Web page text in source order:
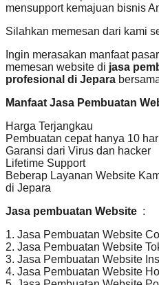
mensupport kemajuan bisnis
Silahkan memesan dari kami
Ingin merasakan manfaat
memesan website di jasa
profesional di Jepara
Manfaat Jasa Pembuatan
Harga Terjangkau
Pembuatan cepat hanya 10
Garansi dari Virus dan hacker
Lifetime Support
Beberap Layanan Website
di Jepara
Jasa pembuatan Website :
1. Jasa Pembuatan Website
2. Jasa Pembuatan Website
3. Jasa Pembuatan Website
4. Jasa Pembuatan Website